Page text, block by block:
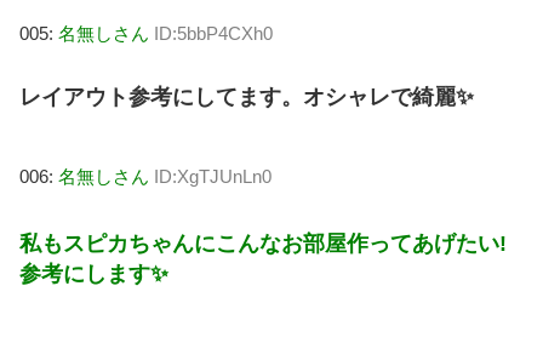
005: 名無しさん ID:5bbP4CXh0
レイアウト参考にしてます。オシャレで綺麗✨
006: 名無しさん ID:XgTJUnLn0
私もスピカちゃんにこんなお部屋作ってあげたい!
参考にします✨